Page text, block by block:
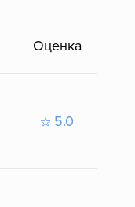
Оценка
5.0